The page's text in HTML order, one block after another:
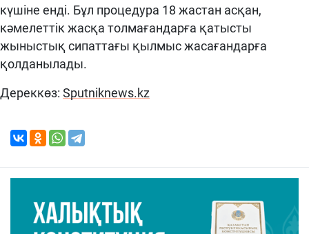
күшіне енді. Бұл процедура 18 жастан асқан,
кәмелеттік жасқа толмағандарға қатысты
жыныстық сипаттағы қылмыс жасағандарға
қолданылады.
Дереккөз: Sputniknews.kz